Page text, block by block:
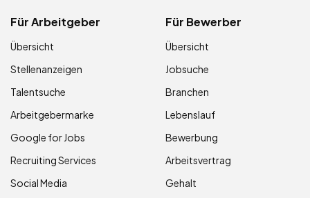
Für Arbeitgeber
Übersicht
Stellenanzeigen
Talentsuche
Arbeitgebermarke
Google for Jobs
Recruiting Services
Social Media
Für Bewerber
Übersicht
Jobsuche
Branchen
Lebenslauf
Bewerbung
Arbeitsvertrag
Gehalt